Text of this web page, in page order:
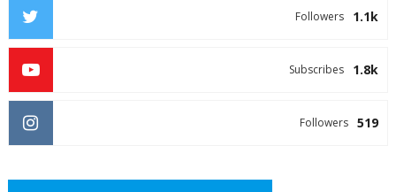
1.1k
Followers
1.8k
Subscribes
519
Followers